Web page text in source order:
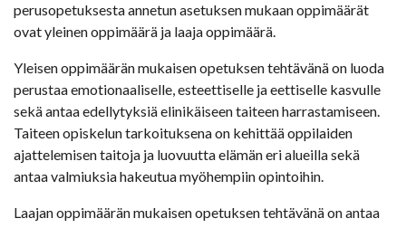
perusopetuksesta annetun asetuksen mukaan oppimäärät
ovat yleinen oppimäärä ja laaja oppimäärä.
Yleisen oppimäärän mukaisen opetuksen tehtävänä on luoda
perustaa emotionaaliselle, esteettiselle ja eettiselle kasvulle
sekä antaa edellytyksiä elinikäiseen taiteen harrastamiseen.
Taiteen opiskelun tarkoituksena on kehittää oppilaiden
ajattelemisen taitoja ja luovuutta elämän eri alueilla sekä
antaa valmiuksia hakeutua myöhempiin opintoihin.
Laajan oppimäärän mukaisen opetuksen tehtävänä on antaa